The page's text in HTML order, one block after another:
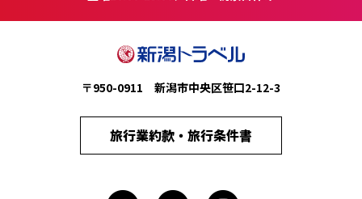
〒950-0911 新潟市中央区笹口2-12-3
旅行業約款・旅行条件書